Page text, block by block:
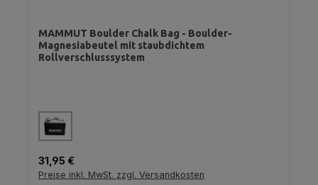
MAMMUT Boulder Chalk Bag - Boulder-
Magnesiabeutel mit staubdichtem
Rollverschlusssystem
Farbe
Regulärer Preis:
31,95 €
Preise inkl. MwSt. zzgl. Versandkosten